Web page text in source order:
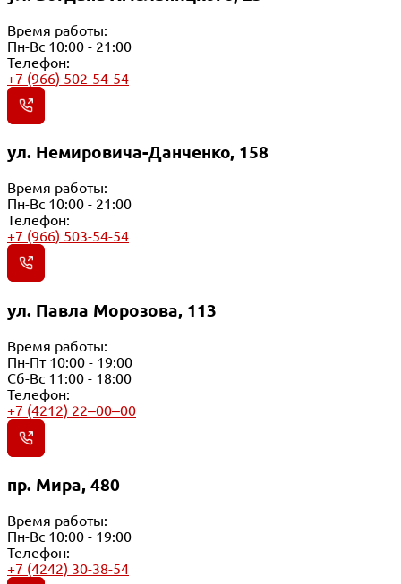
Время работы:
Пн-Вс 10:00 - 21:00
Телефон:
+7 (966) 502-54-54
ул. Немировича-Данченко, 158
Время работы:
Пн-Вс 10:00 - 21:00
Телефон:
+7 (966) 503-54-54
ул. Павла Морозова, 113
Время работы:
Пн-Пт 10:00 - 19:00
Сб-Вс 11:00 - 18:00
Телефон:
+7 (4212) 22‒00‒00
пр. Мира, 480
Время работы:
Пн-Вс 10:00 - 19:00
Телефон:
+7 (4242) 30-38-54